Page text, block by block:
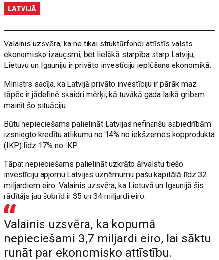
LATVIJĀ
Valainis uzsvēra, ka ne tikai struktūrfondi attīstīs valsts
ekonomisko izaugsmi, bet lielākā starpība starp Latviju,
Lietuvu un Igauniju ir privāto investīciju ieplūšana ekonomikā.
Ministrs sacīja, ka Latvijā privāto investīciju ir pārāk maz,
tāpēc ir jādefinē skaidri mērķi, kā tuvākā gada laikā gribam
mainīt šo situāciju.
Būtu nepieciešams palielināt Latvijas nefinanšu sabiedrībām
izsniegto kredītu atlikumu no 14% no iekšzemes kopprodukta
(IKP) līdz 17% no IKP.
Tāpat nepieciešams palielināt uzkrāto ārvalstu tiešo
investīciju apjomu Latvijas uzņēmumu pašu kapitālā līdz 32
miljardiem eiro. Valainis uzsvēra, ka Lietuvā un Igaunijā šis
rādītājs jau šobrīd ir 35 un 34 miljardi eiro.
Valainis uzsvēra, ka kopumā
nepieciešami 3,7 miljardi eiro, lai sāktu
runāt par ekonomisko attīstību.